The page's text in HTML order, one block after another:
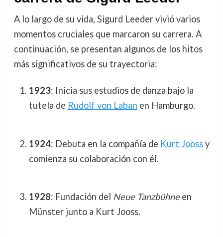
A lo largo de su vida, Sigurd Leeder vivió varios
momentos cruciales que marcaron su carrera. A
continuación, se presentan algunos de los hitos
más significativos de su trayectoria:
1923: Inicia sus estudios de danza bajo la
tutela de Rudolf von Laban en Hamburgo.
1924: Debuta en la compañía de Kurt Joossy
comienza su colaboración con él.
1928: Fundación del Neue Tanzbühneen
Münster junto a Kurt Jooss.